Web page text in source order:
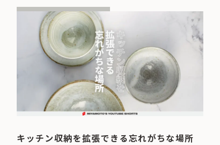
キッチン収納を拡張できる忘れがちな場所